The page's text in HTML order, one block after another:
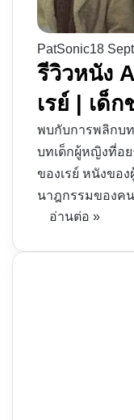
PatSonic18
รีวิวหนัง
เรย์ | เด็
พบกับการพลิกบ
บทเด็กผู้หญิงที่อย
ของเรย์ หนังของ
นาฎกรรมของค
อ่านต่อ »